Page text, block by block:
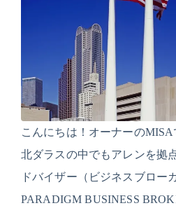
こんにちは！オーナーの
北ダラスの中でもアレンを拠
ドバイザー（ビジネスブロー
PARADIGM BUSINESS